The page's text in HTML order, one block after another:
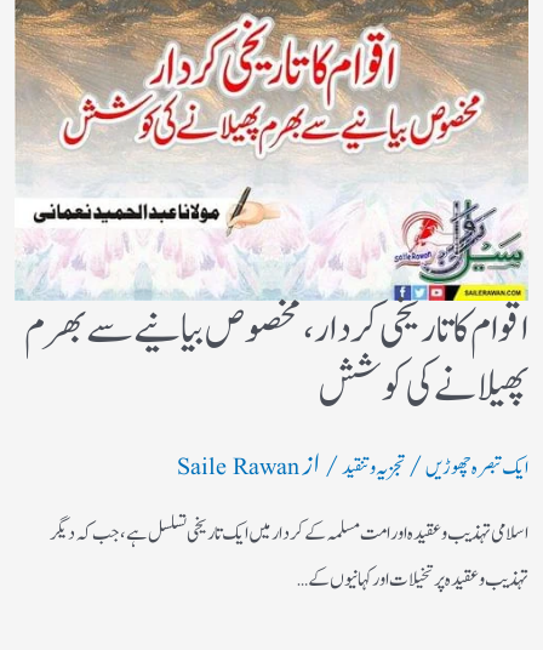
اقوام کا تاریخی کردار،مخصوص بیانیے سے بھرم
پھیلانے کی کوشش
ایک تبصرہ چھوڑیں/تجزیہ و تنقید/ ازSaile Rawan
اسلامی تہذیب و عقیدہ اور امت مسلمہ کے کردار میں ایک تاریخی تسلسل ہے، جب کہ دیگر
تہذیب و عقیدہ پر تخیلات اور کہانیوں کے…